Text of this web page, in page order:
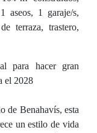
aseos, 1 garaje/s,
terraza, trastero,
para hacer gran
el 2028
de Benahavís, esta
un estilo de vida